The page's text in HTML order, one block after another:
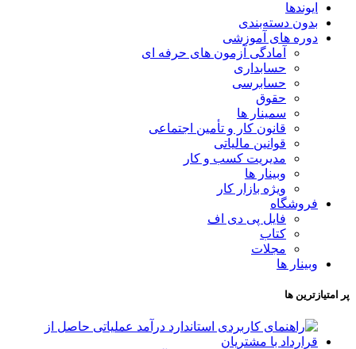
ایوندها
بدون دسته‌بندی
دوره های آموزشی
آمادگی آزمون های حرفه ای
حسابداری
حسابرسی
حقوق
سمینار ها
قانون کار و تأمین اجتماعی
قوانین مالیاتی
مدیریت کسب و کار
وبینار ها
ویژه بازار کار
فروشگاه
فایل پی دی اف
کتاب
مجلات
وبینار ها
پر امتیازترین ها